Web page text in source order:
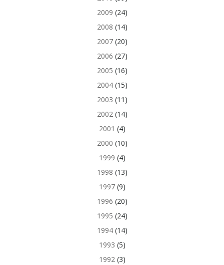
2009 (24)
2008 (14)
2007(20)
2006 (27)
2005 (16)
2004(15)
2003 (11)
2002(14)
2001 (4)
2000 (10)
1999 (4)
1998 (13)
1997(9)
1996 (20)
1995 (24)
1994(14)
1993 (5)
1992(3)